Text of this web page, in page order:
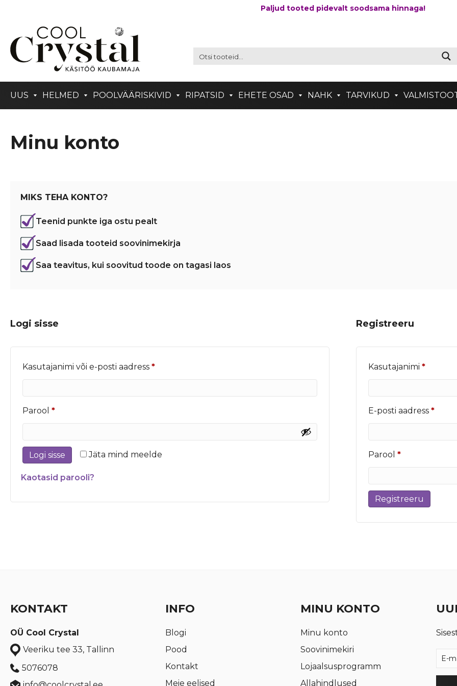
Paljud tooted pidevalt soodsama hinnaga!
UUS HELMED POOLVÄÄRISKIVID RIPATSID EHETE OSAD NAHK TARVIKUD
Minu konto
MIKS TEHA KONTO?
Teenid punkte iga ostu pealt
Saad lisada tooteid soovinimekirja
Saa teavitus, kui soovitud toode on tagasi laos
Logi sisse
Kasutajanimi või e-posti aadress *Nõutud
Parool *Nõutud
Jäta mind meelde
Logi sisse
Kaotasid parooli?
Registreeru
Kasutajanimi*
E-posti aadress*
Parool*Nõutud
Registreeru
KONTAKT
OÜ Cool Crystal
Veeriku tee 33, Tallinn
5076078
INFO
Blogi
Pood
Kontakt
Meie eelised
MINU KONTO
Minu konto
Soovinimekiri
Lojaalsusprogramm
Allahindlused